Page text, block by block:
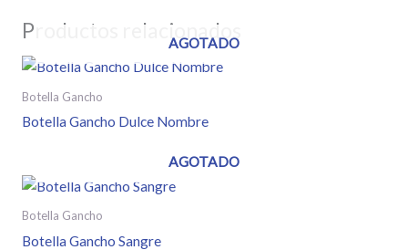
Productos relacionados
AGOTADO
Botella Gancho
Botella Gancho Dulce Nombre
AGOTADO
Botella Gancho
Botella Gancho Sangre